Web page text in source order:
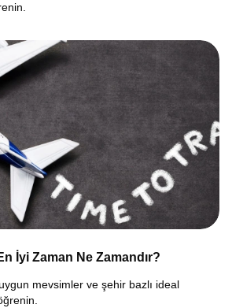
İyi Zaman Ne Zamandır?
mevsimler ve şehir bazlı ideal